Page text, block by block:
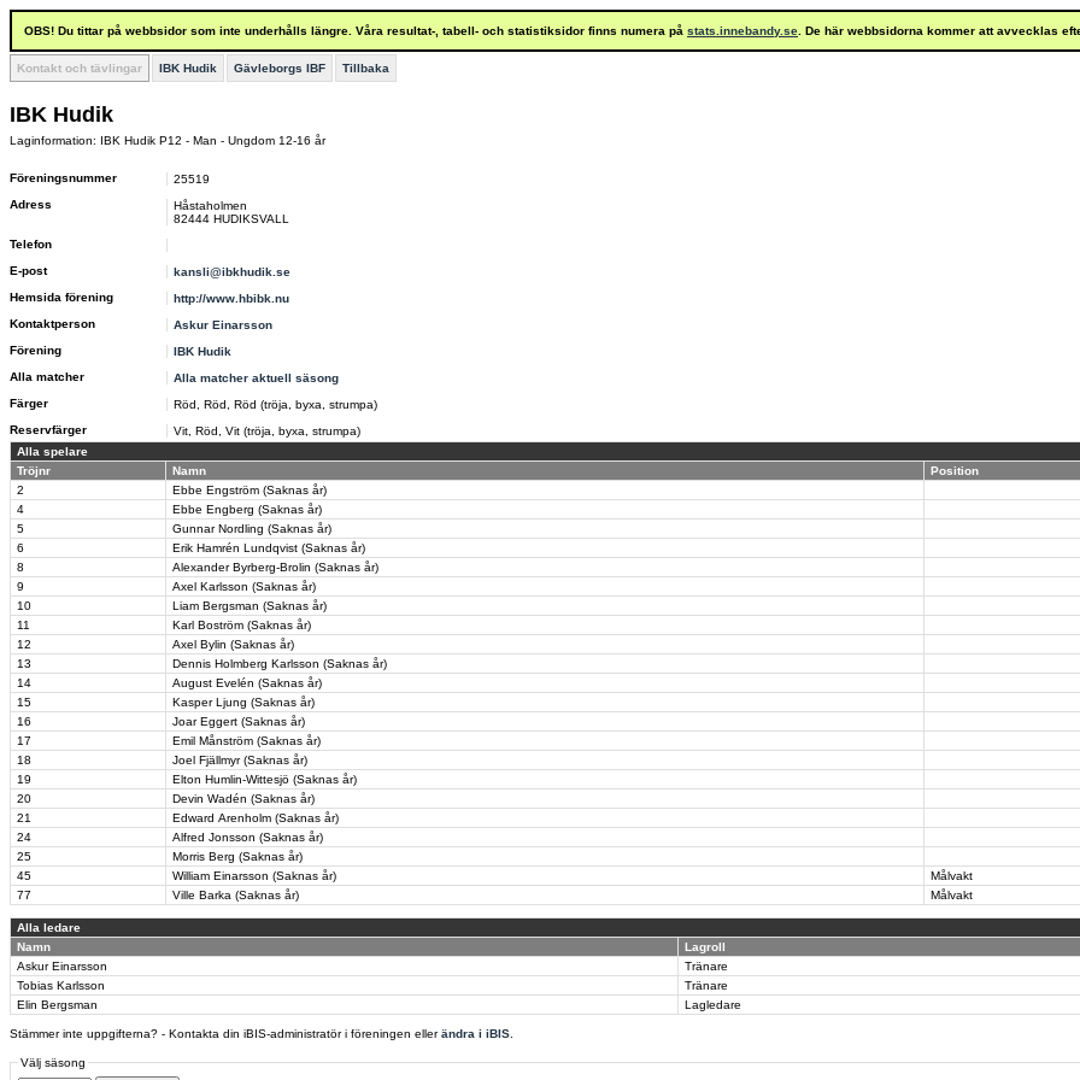
OBS! Du tittar på webbsidor som inte underhålls längre. Våra resultat-, tabell- och statistiksidor finns numera på stats.innebandy.se . De här webbsidorna kommer att avvecklas
Kontakt och tävlingar IBK Hudik Gävleborgs IBF Tillbaka
IBK Hudik
Laginformation: IBK Hudik P12 - Man - Ungdom 12-16 år
Föreningsnummer
25519
Adress
Håstaholmen
82444 HUDIKSVALL
Telefon
E-post
kansli@ibkhudik.se
Hemsida förening
http://www.hbibk.nu
Kontaktperson
Askur Einarsson
Förening
IBK Hudik
Alla matcher
Alla matcher aktuell säsong
Färger
Röd, Röd, Röd (tröja, byxa, strumpa)
Reservfärger
Vit, Röd, Vit (tröja, byxa, strumpa)
Alla spelare
Tröjnr
Namn
Position
2
Ebbe Engström (Saknas år)
4
Ebbe Engberg (Saknas år)
5
Gunnar Nordling (Saknas år)
6
Erik Hamrén Lundqvist (Saknas år)
8
Alexander Byrberg-Brolin (Saknas år)
9
Axel Karlsson (Saknas år)
10
Liam Bergsman (Saknas år)
11
Karl Boström (Saknas år)
12
Axel Bylin (Saknas år)
13
Dennis Holmberg Karlsson (Saknas år)
14
August Evelén (Saknas år)
15
Kasper Ljung (Saknas år)
16
Joar Eggert (Saknas år)
17
Emil Månström (Saknas år)
18
Joel Fjällmyr (Saknas år)
19
Elton Humlin-Wittesjö (Saknas år)
20
Devin Wadén (Saknas år)
21
Edward Arenholm (Saknas år)
24
Alfred Jonsson (Saknas år)
25
Morris Berg (Saknas år)
45
William Einarsson (Saknas år)
Målvakt
77
Ville Barka (Saknas år) Målvakt
Alla ledare
Namn
Lagroll
Askur Einarsson
Tränare
Tobias Karlsson
Tränare
Elin Bergsman
Lagledare
Stämmer inte uppgifterna? - Kontakta din iBIS-administratör i föreningen ellerändra i iBIS
Välj säsong